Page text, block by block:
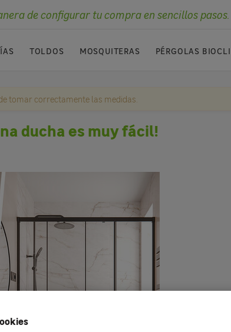
de configurar tu compra en sencillos pasos.
TOLDOS MOSQUITERAS PÉRGOLAS
tomar correctamente las medidas.
ducha es muy fácil!